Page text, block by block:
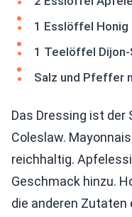
1 Esslöffel Honig
1 Teelöffel
Salz und Pfeffer
Das Dressing ist
Coleslaw.
reichhaltig.
Geschmack hinzu.
die anderen Zutaten